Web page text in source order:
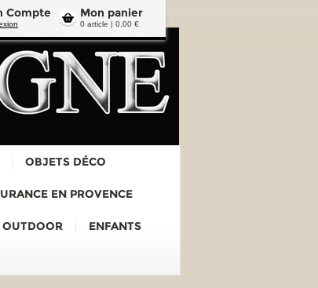
Mon panier
0 article | 0,00 €
Compte
OBJETS DÉCO
EN PROVENCE
ENFANTS